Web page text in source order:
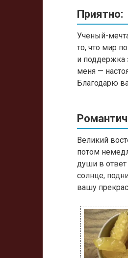
Приятно:
Ученый-
то, что мир
и поддержка
меня —
Благодарю
Великий
потом
души в
солнце,
вашу